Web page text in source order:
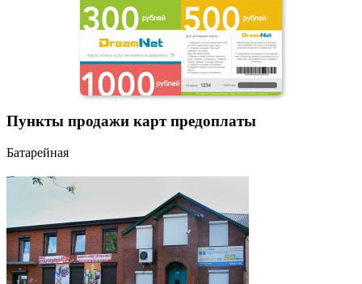
Пункты продажи карт предоплаты
Батарейная